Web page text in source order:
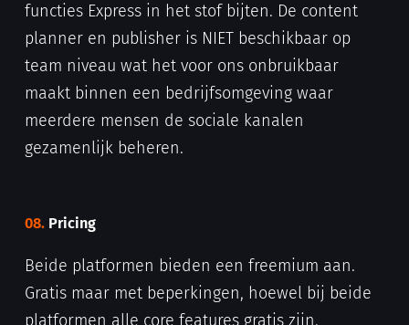
functies Express in het stof bijten. De content
planner en publisher is NIET beschikbaar op
team niveau wat het voor ons onbruikbaar
maakt binnen een bedrijfsomgeving waar
meerdere mensen de sociale kanalen
gezamenlijk beheren.
08. Pricing
Beide platformen bieden een freemium aan.
Gratis maar met beperkingen, hoewel bij beide
platformen alle core features gratis zijn.